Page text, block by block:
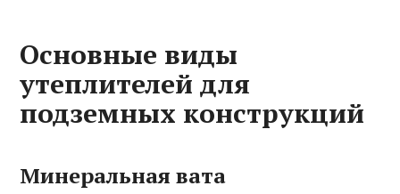
Основные виды
утеплителей для
подземных конструкций
Минеральная вата